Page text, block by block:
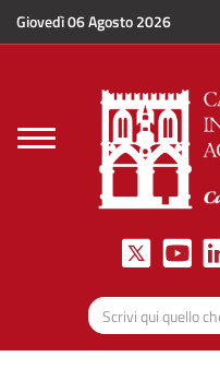
Salta al contenuto principale
Giovedì 06 Agosto 2026
Toggle
navigation